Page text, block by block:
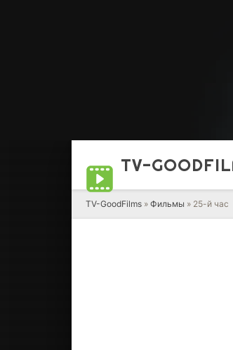
TV-GOOD
TV-GoodFilms » Фильмы » 25-й час